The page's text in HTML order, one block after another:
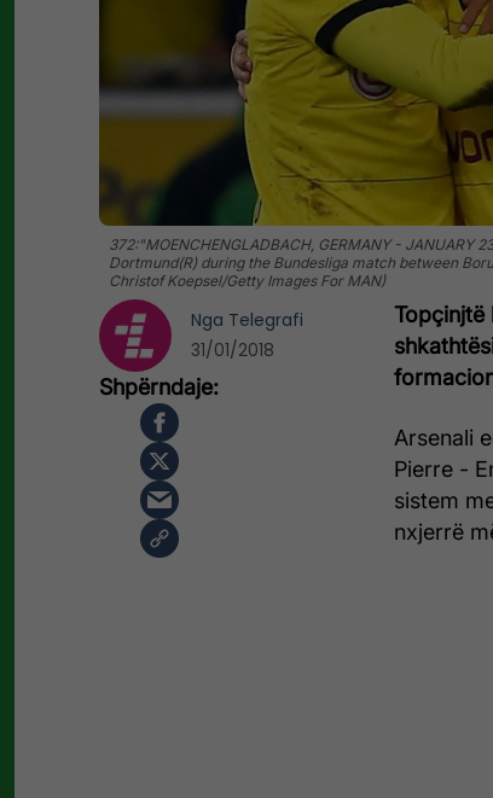
372:"MOENCHENGLADBACH, GERMANY -
Dortmund(R) during the Bundesliga match between
Christof Koepsel/Getty Images For MAN)
Topçinjtë
Arsenali
Pierre -
sistem
nxjerrë
Nga Telegrafi
31/01/2018